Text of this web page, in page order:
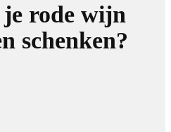
je rode wijn
schenken?